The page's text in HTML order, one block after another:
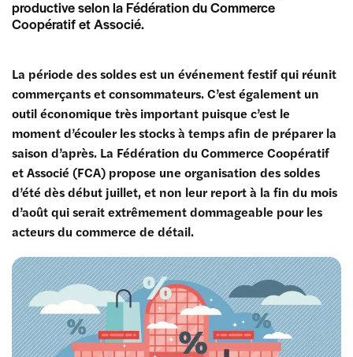
productive selon la Fédération du Commerce
Coopératif et Associé.
La période des soldes est un événement festif qui réunit
commerçants et consommateurs. C’est également un
outil économique très important puisque c’est le
moment d’écouler les stocks à temps afin de préparer la
saison d’après. La Fédération du Commerce Coopératif
et Associé (FCA) propose une organisation des soldes
d’été dès début juillet, et non leur report à la fin du mois
d’août qui serait extrêmement dommageable pour les
acteurs du commerce de détail.